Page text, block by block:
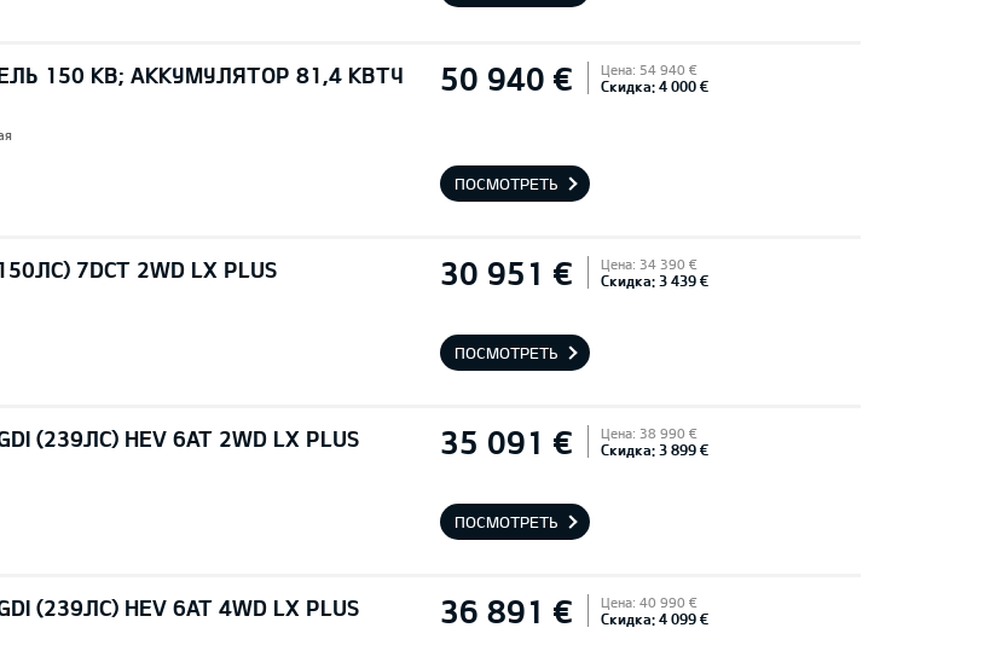
150 КВ; AККУМУЛЯТОР 81,4 КВТЧ
50 940 € Цена: 54 940 €
Скидка: 4 000 €
ПОСМОТРЕТЬ
7DCT 2WD LX PLUS 30 951 € Цена: 34 390 €
Скидка: 3 439 €
ПОСМОТРЕТЬ
(239ЛС) HEV 6AT 2WD LX PLUS 35 091 € Цена: 38 990 €
Скидка: 3 899 €
ПОСМОТРЕТЬ
(239ЛС) HEV 6AT 4WD LX PLUS 36 891 € Цена: 40 990 €
Скидка: 4 099 €